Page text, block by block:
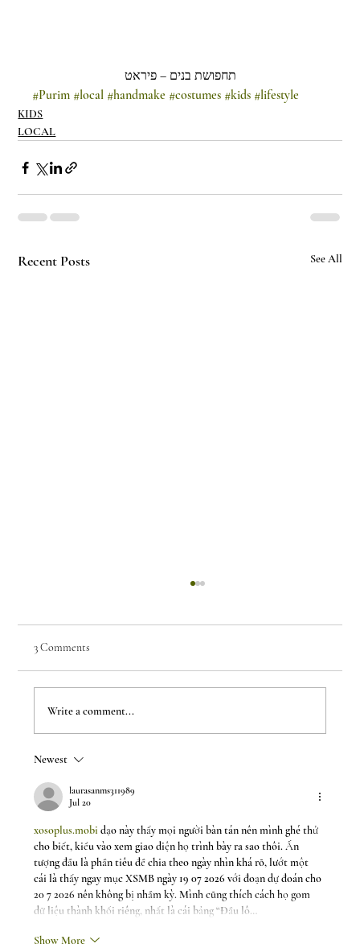
תחפושת בנים – פיראט
#Purim #local #handmake #costumes #kids #lifestyle
KIDS
LOCAL
Recent Posts See All
Few Things of Note #76
3 Comments
Write a comment...
Newest
laurasanms311989
Jul 20
xosoplus.mobi dạo này thấy mọi người bàn tán nên mình ghé thử
cho biết, kiểu vào xem giao diện họ trình bày ra sao thôi. Ấn
tượng đầu là phần tiêu đề chia theo ngày nhìn khá rõ, lướt một
cái là thấy ngay mục XSMB ngày 19 07 2026 với đoạn dự đoán cho
20 7 2026 nên không bị nhầm kỳ. Mình cũng thích cách họ gom
dữ liệu thành khối riêng, nhất là cái bảng “Đầu lô…
Show More